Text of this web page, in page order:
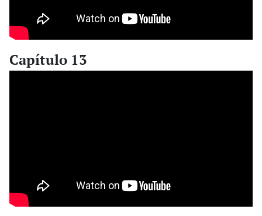
Capítulo 13